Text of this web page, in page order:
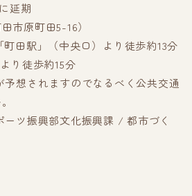
延期
市原町田5-16）
町田駅」（中央口）より徒歩約13分
り徒歩約15分
予想されますのでなるべく公共交通
ーツ振興部文化振興課 / 都市づく